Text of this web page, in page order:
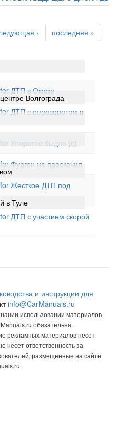
› последняя »
Волгограда
в Туле
и инструкции для
info@CarManuals.ru
использовании материалов
обязательна.
рекламных материалов несет
несет ответственность за
размещенные на сайте